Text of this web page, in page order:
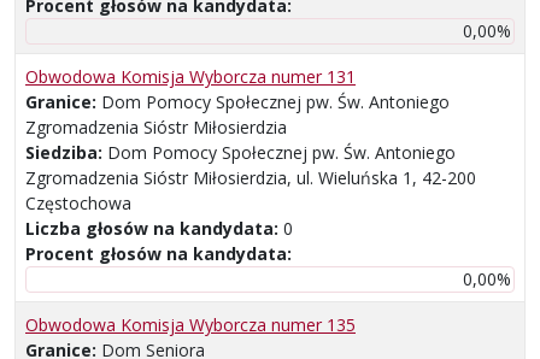
Procent głosów na kandydata:
0,00%
Obwodowa Komisja Wyborcza numer 131
Granice: Dom Pomocy Społecznej pw. Św. Antoniego
Zgromadzenia Sióstr Miłosierdzia
Siedziba: Dom Pomocy Społecznej pw. Św. Antoniego
Zgromadzenia Sióstr Miłosierdzia, ul. Wieluńska 1, 42-200
Częstochowa
Liczba głosów na kandydata: 0
Procent głosów na kandydata:
0,00%
Obwodowa Komisja Wyborcza numer 135
Granice: Dom Seniora